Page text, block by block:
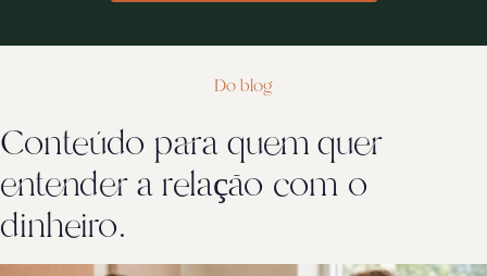
Do blog
Conteúdo para quem quer
entender a relação com o
dinheiro.